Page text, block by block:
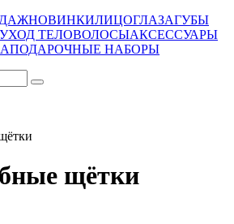
НОВИНКИЛИЦОГЛАЗАГУБЫ
УХОД ТЕЛОВОЛОСЫАКСЕССУАРЫ
ПОДАРОЧНЫЕ НАБОРЫ
щётки